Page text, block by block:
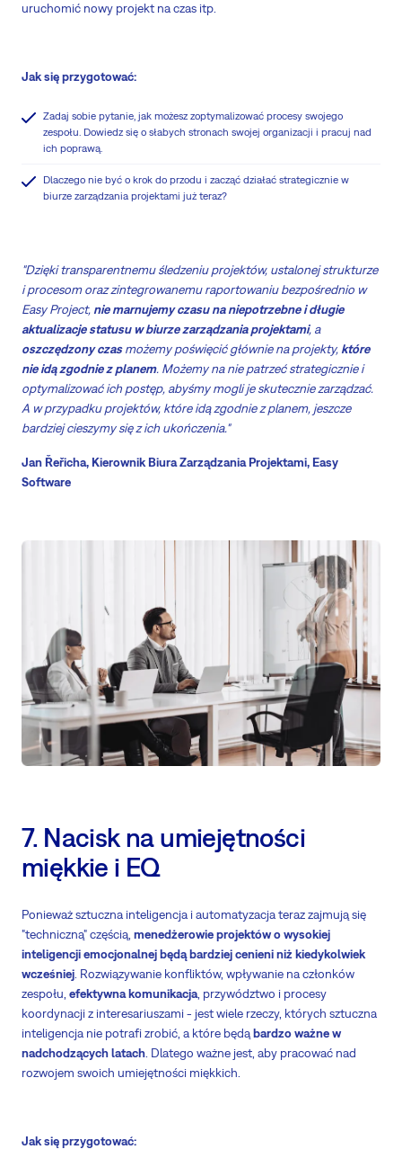
uruchomić nowy projekt na czas itp.
Jak się przygotować:
Zadaj sobie pytanie, jak możesz zoptymalizować procesy swojego
zespołu. Dowiedz się o słabych stronach swojej organizacji i pracuj nad
ich poprawą.
Dlaczego nie być o krok do przodu i zacząć działać strategicznie w
biurze zarządzania projektami już teraz?
"Dzięki transparentnemu śledzeniu projektów, ustalonej strukturze
i procesom oraz zintegrowanemu raportowaniu bezpośrednio w
Easy Project, nie marnujemy czasu na niepotrzebne i długie
aktualizacje statusu w biurze zarządzania projektami, a
oszczędzony czasmożemy poświęcić głównie na projekty, które
nie idą zgodnie z planem. Możemy na nie patrzeć strategicznie i
optymalizować ich postęp, abyśmy mogli je skutecznie zarządzać.
A w przypadku projektów, które idą zgodnie z planem, jeszcze
bardziej cieszymy się z ich ukończenia."
Jan Řeřicha, Kierownik Biura Zarządzania Projektami, Easy
Software
7. Nacisk na umiejętności
miękkie i EQ
Ponieważ sztuczna inteligencja i automatyzacja teraz zajmują się
"techniczną" częścią, menedżerowie projektów o wysokiej
inteligencji emocjonalnej będą bardziej cenieni niż kiedykolwiek
wcześniej . Rozwiązywanie konfliktów, wpływanie na członków
zespołu, efektywna komunikacja, przywództwo i procesy
koordynacji z interesariuszami - jest wiele rzeczy, których sztuczna
inteligencja nie potrafi zrobić, a które będąbardzo ważne w
nadchodzących latach . Dlatego ważne jest, aby pracować nad
rozwojem swoich umiejętności miękkich.
Jak się przygotować: